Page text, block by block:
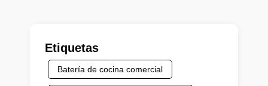
Etiquetas
Batería de cocina comercial